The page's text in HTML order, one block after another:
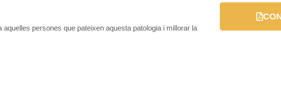
aquelles persones que pateixen aquesta patologia i millorar la